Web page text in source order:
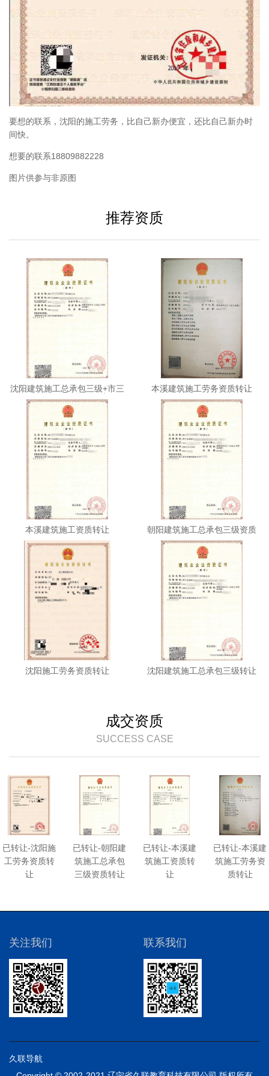
要想的联系，沈阳的施工劳务，比自己新办便宜，还比自己新办时
间快。
想要的联系18809882228
图片供参与非原图
推荐资质
沈阳建筑施工总承包三级+市三
本溪建筑施工劳务资质转让
本溪建筑施工资质转让
朝阳建筑施工总承包三级资质
沈阳施工劳务资质转让 沈阳建筑施工总承包三级转让
成交资质
SUCCESS CASE
已转让-沈阳施
工劳务资质转
让
已转让-朝阳建
筑施工总承包
三级资质转让
已转让-本溪建
筑施工资质转
让
已转让-本溪建
筑施工劳务资
质转让
关注我们 联系我们
久联导航